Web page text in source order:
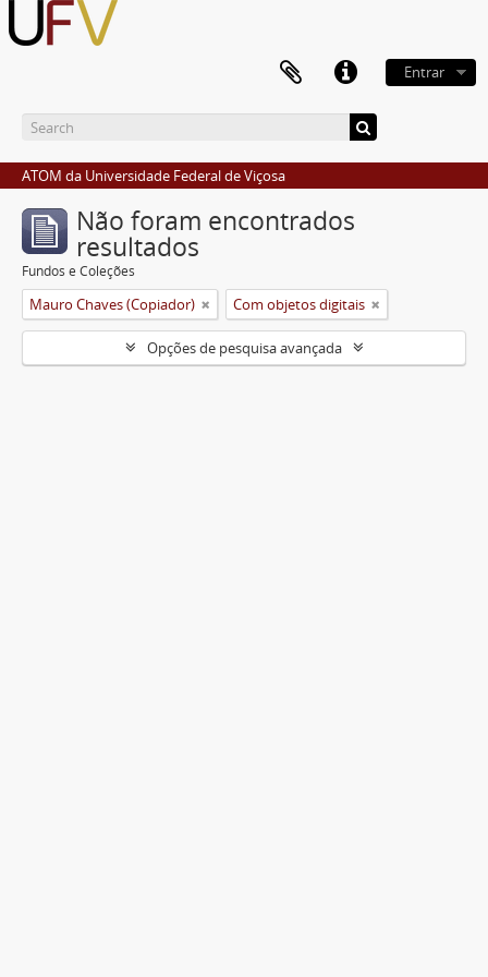
Entrar
ATOM da Universidade Federal de Viçosa
Não foram encontrados
resultados
Fundos e Coleções
Mauro Chaves (Copiador) Com objetos digitais
Opções de pesquisa avançada